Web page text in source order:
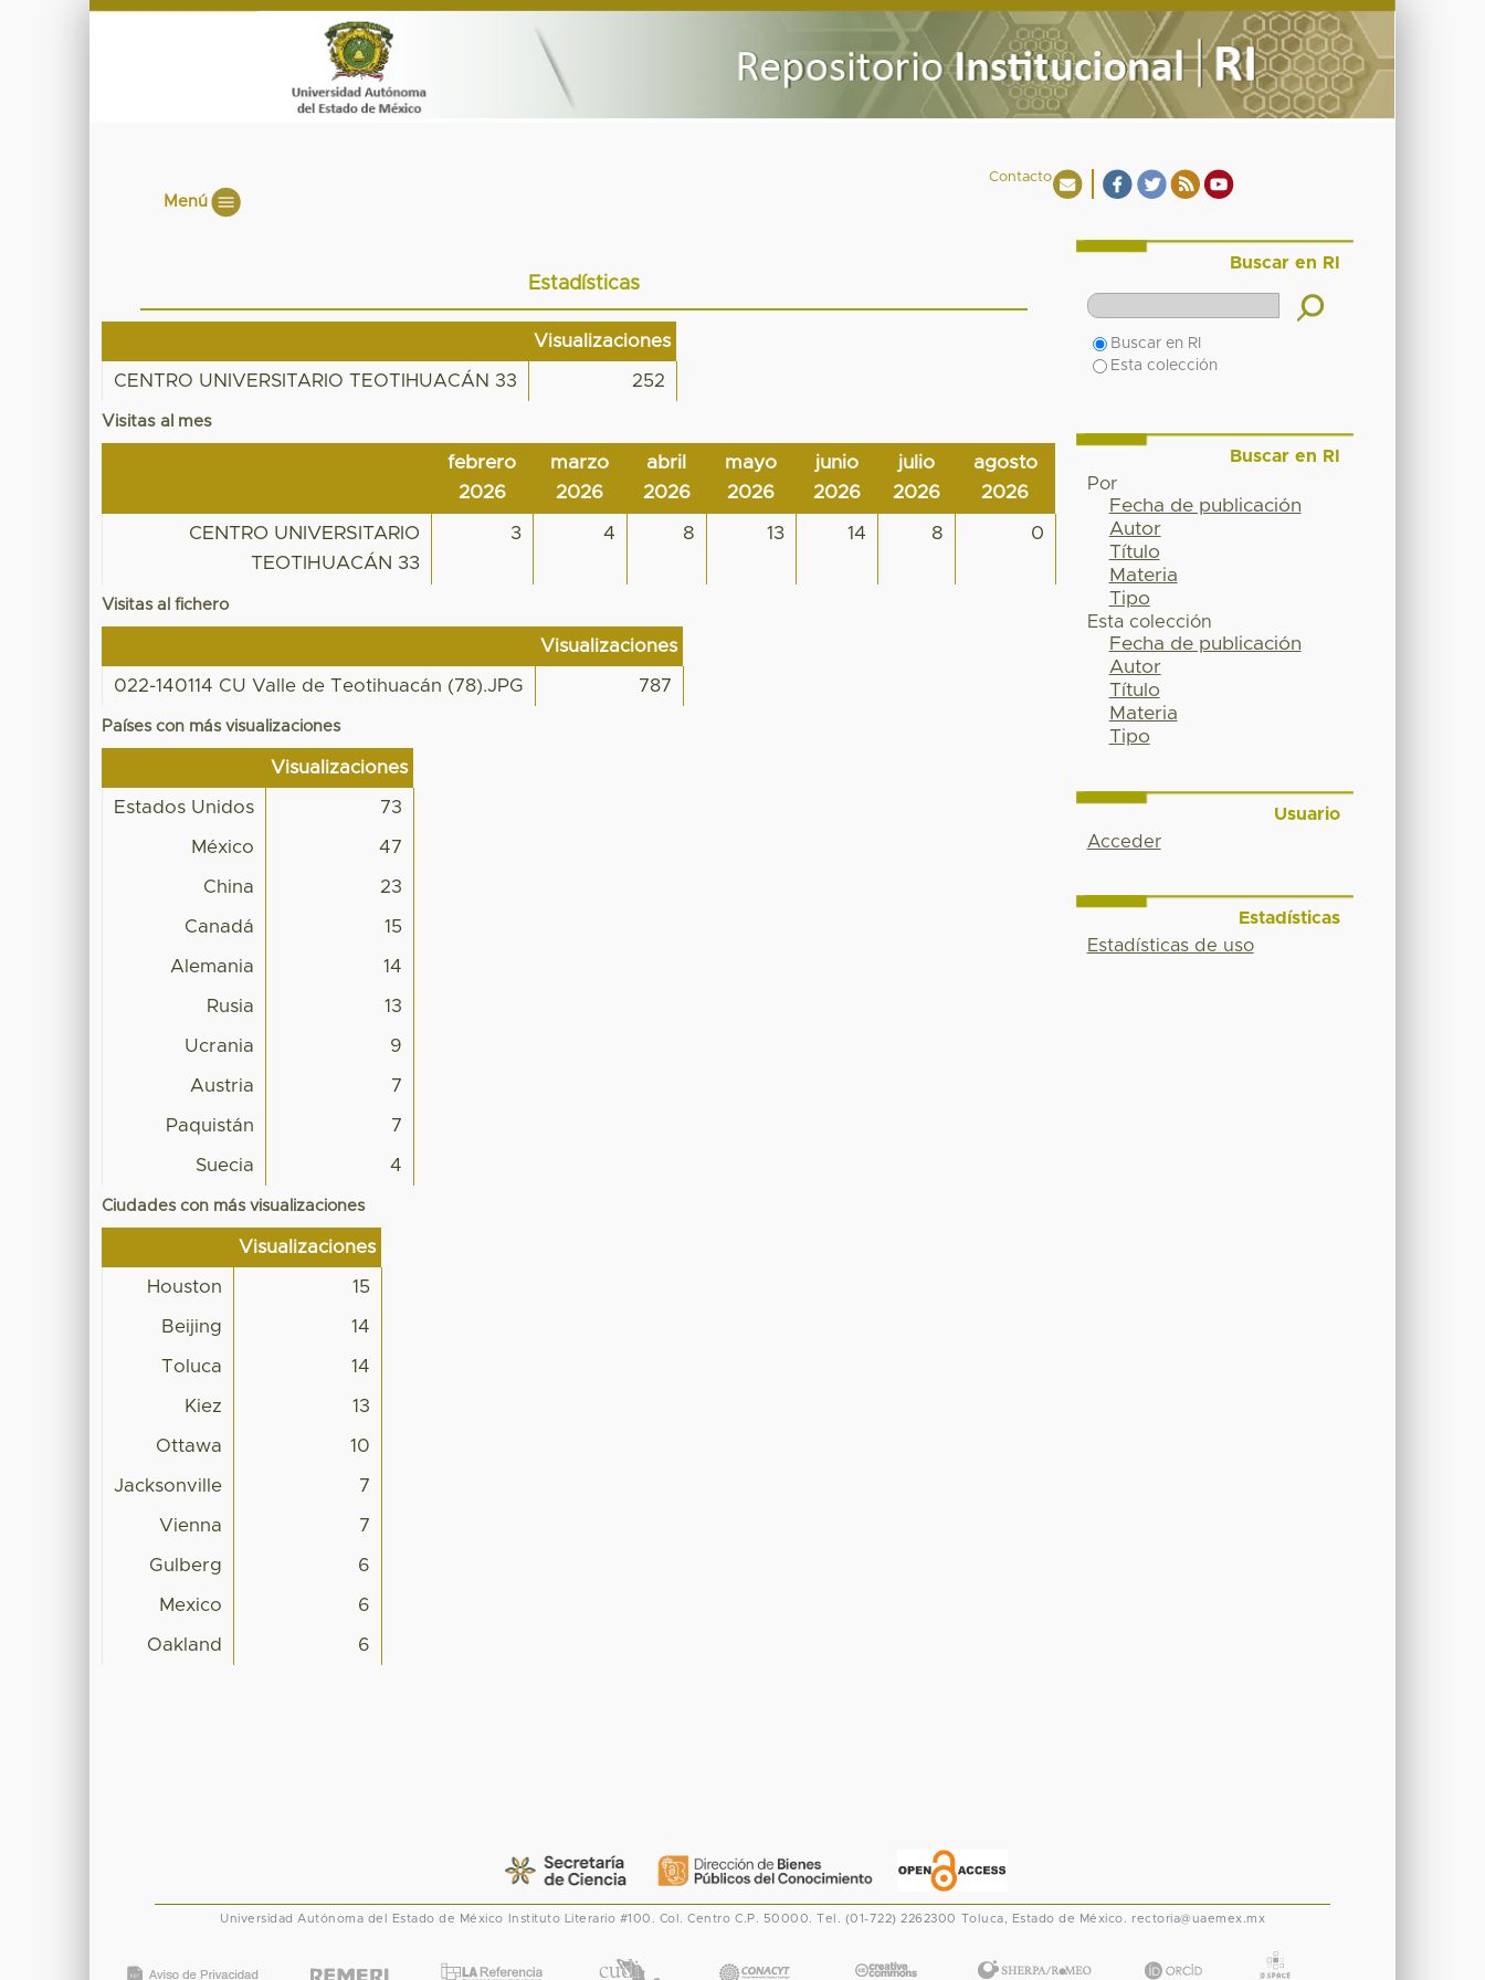
Contacto
Menú
Estadísticas
Visualizaciones
CENTRO UNIVERSITARIO TEOTIHUACÁN 33 252
Visitas al mes
febrero
2026
marzo
2026
abril
2026
mayo
2026
junio
2026
julio
2026
agosto
2026
CENTRO UNIVERSITARIO
TEOTIHUACÁN 33
3 4 8 13 14 8 0
Visitas al fichero
Visualizaciones
022-140114 CU Valle de Teotihuacán (78).JPG 787
Países con más visualizaciones
Visualizaciones
Estados Unidos 73
México 47
China 23
Canadá 15
Alemania 14
Rusia 13
Ucrania 9
Austria 7
Paquistán 7
Suecia 4
Ciudades con más visualizaciones
Visualizaciones
Houston 15
Beijing 14
Toluca 14
Kiez 13
Ottawa 10
Jacksonville 7
Vienna 7
Gulberg 6
Mexico 6
Oakland 6
Buscar en RI
Buscar en RI
Esta colección
Buscar en RI
Por
Fecha de publicación
Autor
Título
Materia
Tipo
Esta colección
Fecha de publicación
Autor
Título
Materia
Tipo
Usuario
Acceder
Estadísticas
Estadísticas de uso
Universidad Autónoma del Estado de México Instituto Literario #100. Col. Centro C.P. 50000. Tel. (01-722) 2262300 Toluca, Estado de México. rectoria@uaemex.mx